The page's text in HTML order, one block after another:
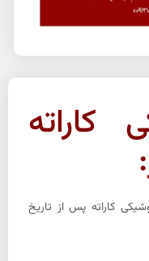
کاراته
کاراته پس از تاریخ